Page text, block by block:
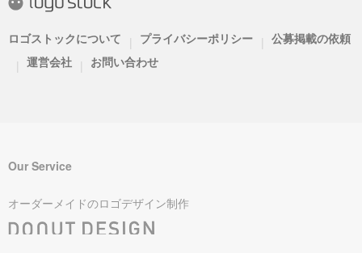
ロゴストックについて | プライバシーポリシー | 公募掲載の依頼
| 運営会社 | お問い合わせ
Our Service
オーダーメイドのロゴデザイン制作